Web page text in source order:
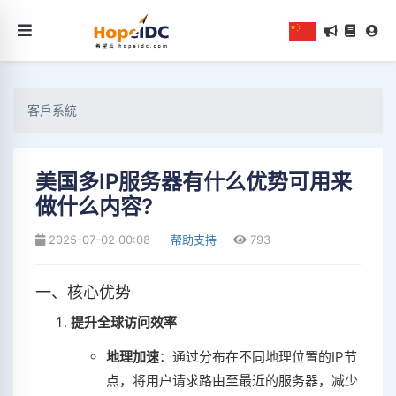
客戶系統
美国多IP服务器有什么优势可用来
做什么内容?
2025-07-02 00:08 帮助支持 793
一、核心优势
提升全球访问效率
地理加速‌：通过分布在不同地理位置的IP节
点，将用户请求路由至最近的服务器，减少